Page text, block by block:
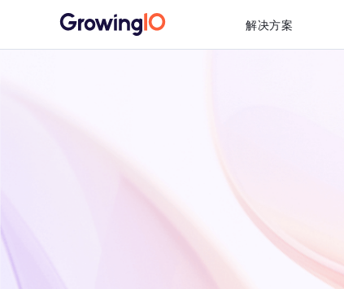
解决方案